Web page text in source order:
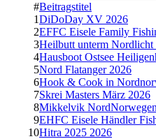
#Beitragstitel
1DiDoDay XV 2026
2EFFC Eisele Family
3Heilbutt unterm Nordlicht
4Hausboot Ostsee
5Nord Flatanger 2026
6Hook & Cook in
7Skrei Masters März 2026
8Mikkelvik
9EHFC Eisele Händler
10Hitra 2025 2026